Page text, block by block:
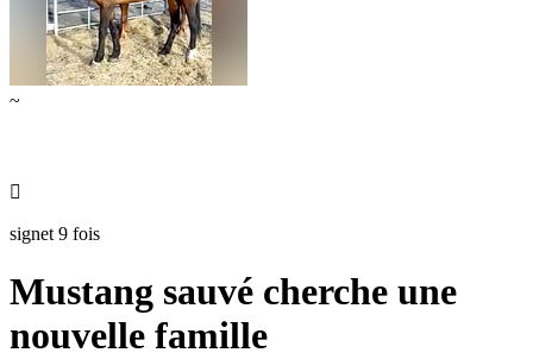
~

signet 9 fois
Mustang sauvé cherche une
nouvelle famille